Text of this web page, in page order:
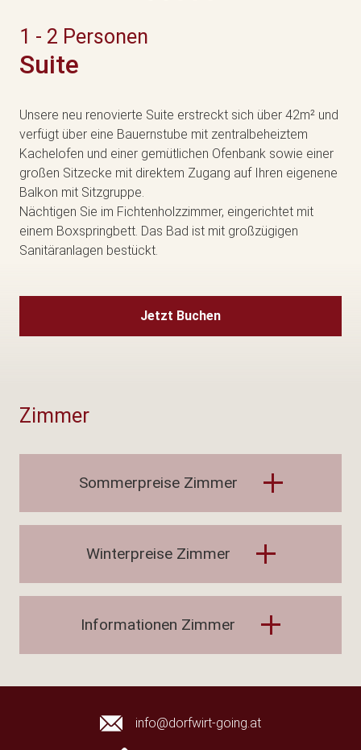
Suite
1 - 2 Personen
Unsere neu renovierte Suite erstreckt sich über 42m² und
verfügt über eine Bauernstube mit zentralbeheiztem
Kachelofen und einer gemütlichen Ofenbank sowie einer
großen Sitzecke mit direktem Zugang auf Ihren eigenene
Balkon mit Sitzgruppe.
Nächtigen Sie im Fichtenholzzimmer, eingerichtet mit
einem Boxspringbett. Das Bad ist mit großzügigen
Sanitäranlagen bestückt.
Jetzt Buchen
Zimmer
Sommerpreise Zimmer
Winterpreise Zimmer
Informationen Zimmer
info@dorfwirt-going.at